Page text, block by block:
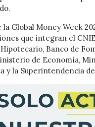
la Global Money Week
que integran el
Hipotecario, Banco de
de Economía,
y la Superintendencia